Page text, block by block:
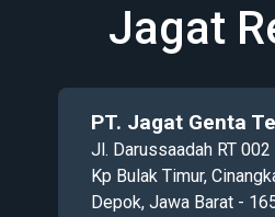
Jagat
PT. Jagat Genta
Jl. Darussaadah RT
Kp Bulak Timur,
Depok, Jawa Barat -